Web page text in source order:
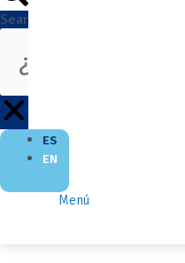
Search
ES
EN
Menú